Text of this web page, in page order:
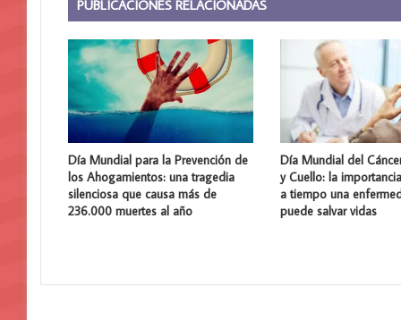
PUBLICACIONES RELACIONADAS
Día Mundial para la Prevención de
los Ahogamientos: una tragedia
silenciosa que causa más de
236.000 muertes al año
Día Mundial del
y Cuello: la
a tiempo una
puede salvar vidas